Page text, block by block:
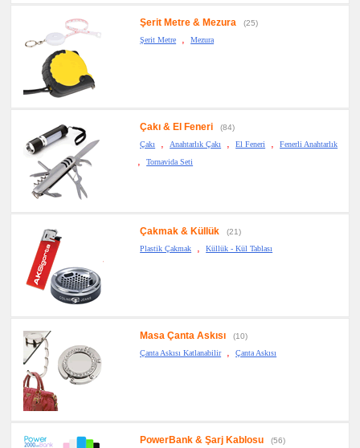
Şerit Metre & Mezura
(25)
Şerit Metre
, Mezura
Çakı & El Feneri
(84)
Çakı
, Anahtarlık Çakı , El Feneri , Fenerli Anahtarlık
, Tornavida Seti
Çakmak & Küllük
(21)
Plastik Çakmak
, Küllük - Kül Tablası
Masa Çanta Askısı
(10)
Çanta Askısı Katlanabilir
, Çanta Askısı
PowerBank & Şarj Kablosu
(56)